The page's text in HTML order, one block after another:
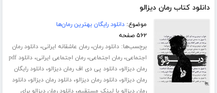
دانلود کتاب رمان دیزالو
موضوع:دانلود رایگان بهترین رمان‌ها
۵۶۲ صفحه
برچسب‌ها:دانلود رمان،رمان عاشقانه ایرانی،دانلود رمان
اجتماعی،رمان اجتماعی،رمان اجتماعی ایرانی،
دانلود pdf
رمان دیزالو،دانلود پی دی اف رمان دیزالو،دانلود رایگان
رمان دیزالو،دانلود رمان دیزالو،دانلود رمان دیزالو،دانلود
رمان دیزالو با لینک مستقیم دانلود رمان دیزالو برای